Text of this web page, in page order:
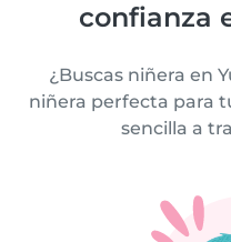
confianza
¿Buscas niñera en
niñera perfecta para
sencilla a